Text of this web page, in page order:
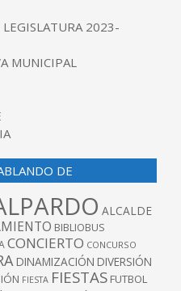
2023-
MUNICIPAL
DE
ALCALDE
BIBLIOBUS
CONCIERTO CONCURSO
DINAMIZACIÓN DIVERSIÓN
FIESTA FIESTAS FUTBOL